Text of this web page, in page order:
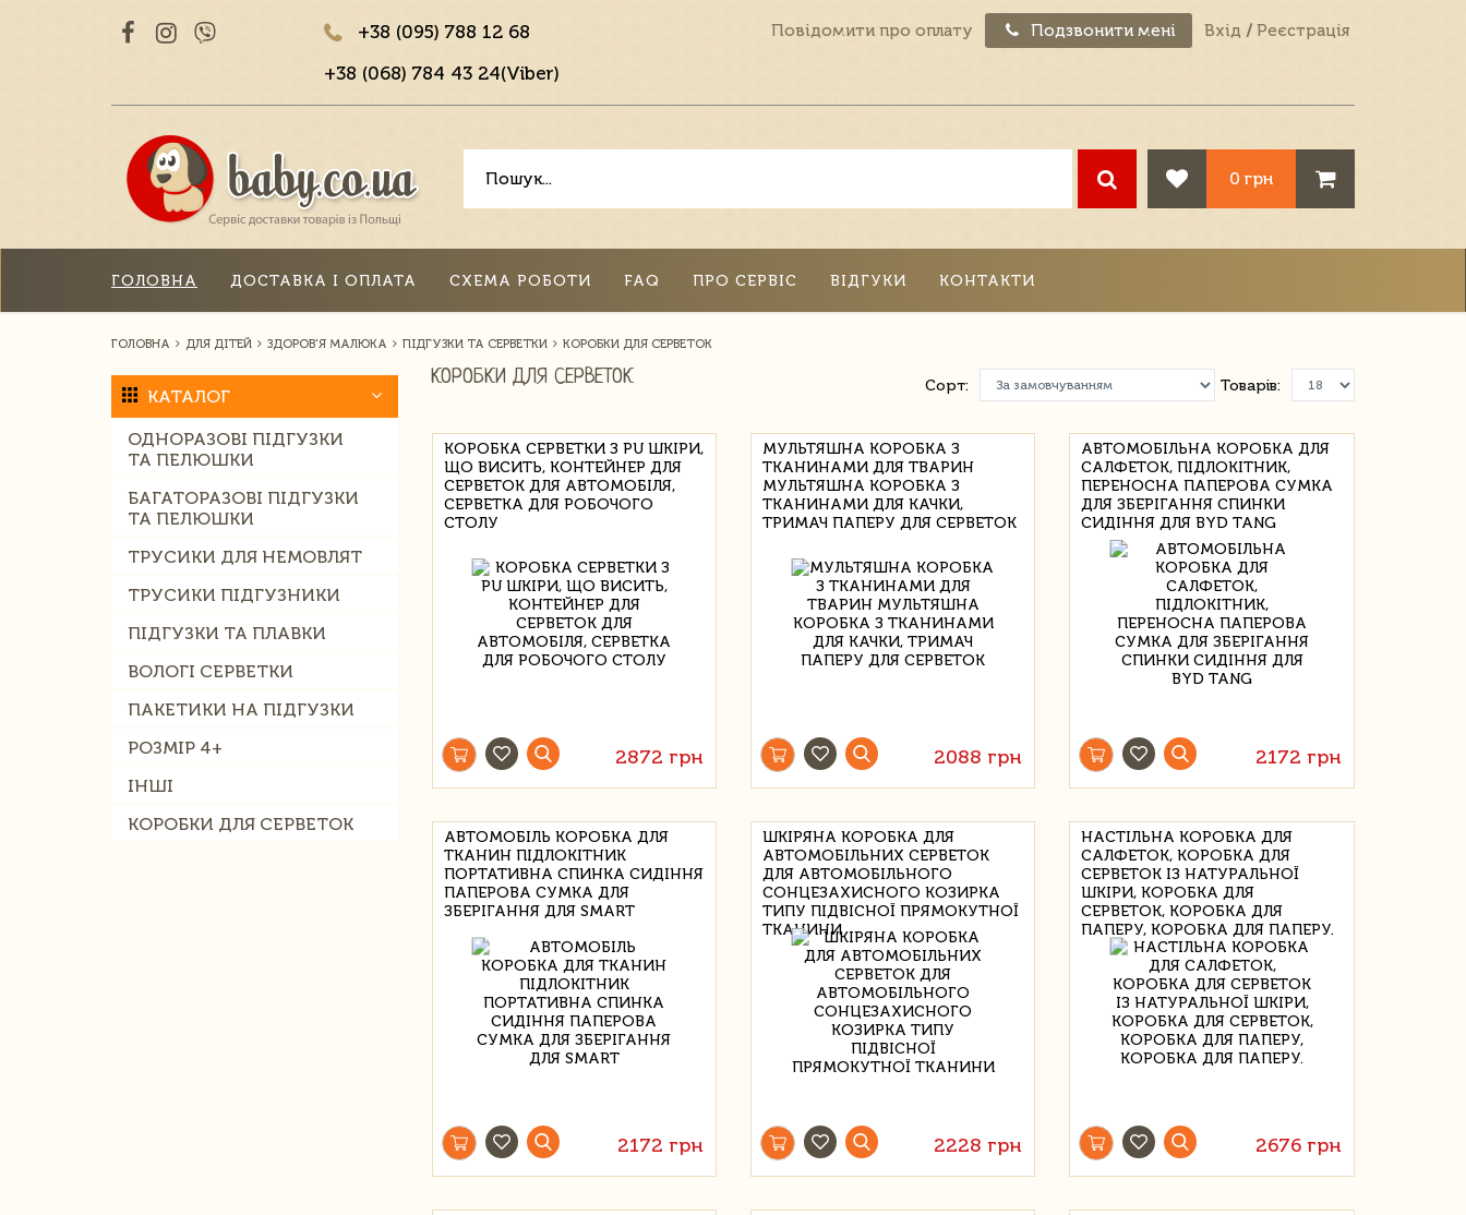
+38 (095) 788 12 68
+38 (068) 784 43 24(Viber)
Повідомити про оплату Подзвонити мені Вхід / Реєстрація
0 грн
ГОЛОВНА ДОСТАВКА І ОПЛАТА СХЕМА РОБОТИ FAQ ПРО СЕРВІС ВІДГУКИ КОНТАКТИ
ГОЛОВНА ДЛЯ ДІТЕЙ ЗДОРОВ'Я МАЛЮКА ПІДГУЗКИ ТА СЕРВЕТКИ КОРОБКИ ДЛЯ СЕРВЕТОК
КАТАЛОГ
ОДНОРАЗОВІ ПІДГУЗКИ
ТА ПЕЛЮШКИ
БАГАТОРАЗОВІ ПІДГУЗКИ
ТА ПЕЛЮШКИ
ТРУСИКИ ДЛЯ НЕМОВЛЯТ
ТРУСИКИ ПІДГУЗНИКИ
ПІДГУЗКИ ТА ПЛАВКИ
ВОЛОГІ СЕРВЕТКИ
ПАКЕТИКИ НА ПІДГУЗКИ
РОЗМІР 4+
ІНШІ
КОРОБКИ ДЛЯ СЕРВЕТОК
КОРОБКИ ДЛЯ СЕРВЕТОК Товарів:
Сорт:
КОРОБКА СЕРВЕТКИ З PU ШКІРИ,
ЩО ВИСИТЬ, КОНТЕЙНЕР ДЛЯ
СЕРВЕТОК ДЛЯ АВТОМОБІЛЯ,
СЕРВЕТКА ДЛЯ РОБОЧОГО
СТОЛУ
2872 грн
МУЛЬТЯШНА КОРОБКА З
ТКАНИНАМИ ДЛЯ ТВАРИН
МУЛЬТЯШНА КОРОБКА З
ТКАНИНАМИ ДЛЯ КАЧКИ,
ТРИМАЧ ПАПЕРУ ДЛЯ СЕРВЕТОК
2088 грн
АВТОМОБІЛЬНА КОРОБКА ДЛЯ
САЛФЕТОК, ПІДЛОКІТНИК,
ПЕРЕНОСНА ПАПЕРОВА СУМКА
ДЛЯ ЗБЕРІГАННЯ СПИНКИ
СИДІННЯ ДЛЯ BYD TANG
2172 грн
АВТОМОБІЛЬ КОРОБКА ДЛЯ
ТКАНИН ПІДЛОКІТНИК
ПОРТАТИВНА СПИНКА СИДІННЯ
ПАПЕРОВА СУМКА ДЛЯ
ЗБЕРІГАННЯ ДЛЯ SMART
2172 грн
ШКІРЯНА КОРОБКА ДЛЯ
АВТОМОБІЛЬНИХ СЕРВЕТОК
ДЛЯ АВТОМОБІЛЬНОГО
СОНЦЕЗАХИСНОГО КОЗИРКА
ТИПУ ПІДВІСНОЇ ПРЯМОКУТНОЇ
ТКАНИНИ
2228 грн
НАСТІЛЬНА КОРОБКА ДЛЯ
САЛФЕТОК, КОРОБКА ДЛЯ
СЕРВЕТОК ІЗ НАТУРАЛЬНОЇ
ШКІРИ, КОРОБКА ДЛЯ
СЕРВЕТОК, КОРОБКА ДЛЯ
ПАПЕРУ, КОРОБКА ДЛЯ ПАПЕРУ.
2676 грн